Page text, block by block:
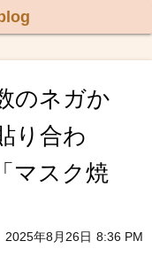
のネガか
り合わ
マスク焼
2025年8月26日 8:36 PM